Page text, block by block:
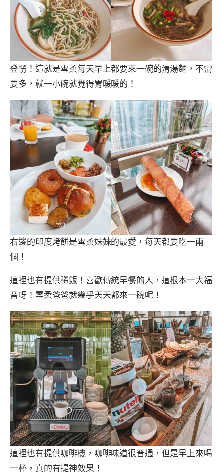
登愣！這就是雪柔每天早上都要來一碗的清湯麵，不需
要多，就一小碗就覺得胃暖暖的！
右邊的印度烤餅是雪柔妹妹的最愛，每天都要吃一兩
個！
這裡也有提供稀飯！喜歡傳統早餐的人，這根本一大福
音呀！雪柔爸爸就幾乎天天都來一碗呢！
這裡也有提供咖啡機，咖啡味道很普通，但是早上來喝
一杯，真的有提神效果！